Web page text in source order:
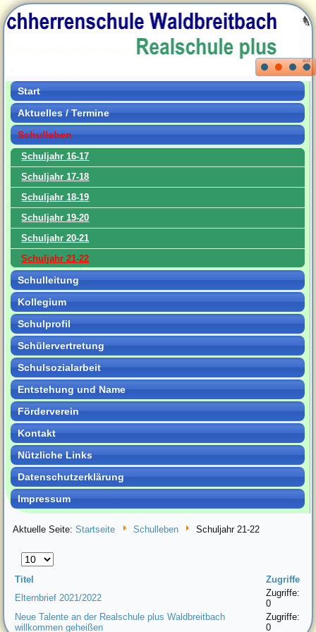
Start
Aktuelles / Termine
Schulleben
Schuljahr 16-17
Schuljahr 17-18
Schuljahr 18-19
Schuljahr 19-20
Schuljahr 20-21
Schuljahr 21-22
Schulleitung
Kollegium
Schulprofil
Schülervertretung
Schulsozialarbeit
Entstehung und Name
Förderverein
Kontakt
Nützliche Links
Datenschutzerklärung
Impressum
Aktuelle Seite:Startseite Schulleben Schuljahr 21-22
Anzeige
#
Titel
Zugriffe
Elternbrief 2021/2022
Zugriffe:
0
Neue Talente an der Realschule plus Waldbreitbach
willkommen geheißen
Zugriffe:
0